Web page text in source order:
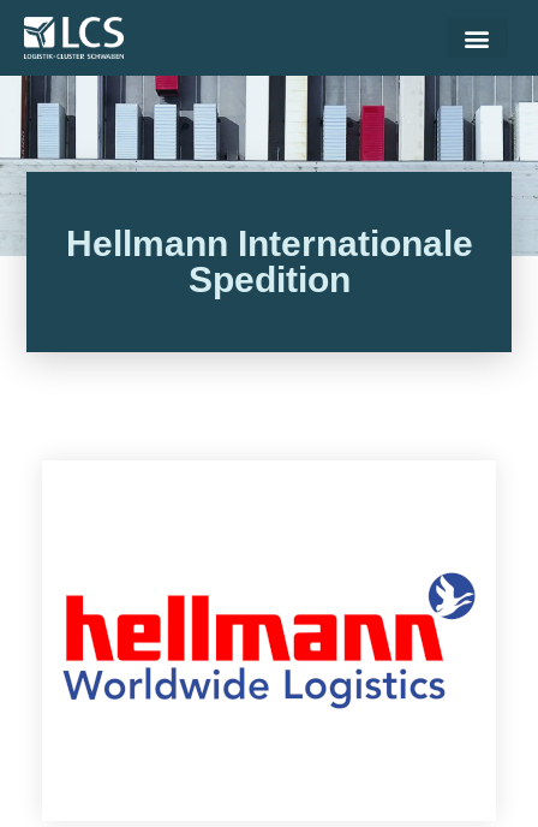
Hellmann Internationale
Spedition